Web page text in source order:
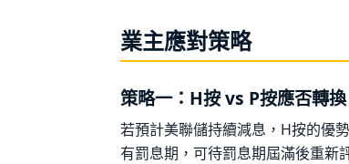
業主應對策略
策略一：H按 vs P按應否轉換
若預計美聯儲持續減息，H按的優
有罰息期，可待罰息期屆滿後重新